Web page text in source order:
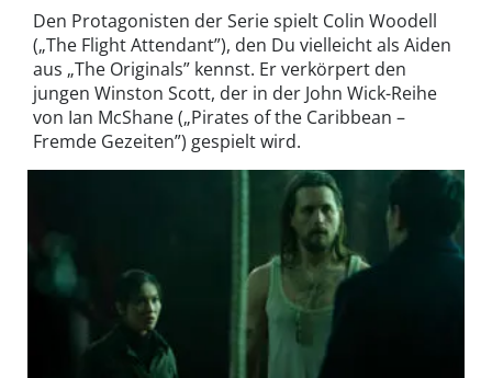
Den Protagonisten der Serie spielt Colin Woodell
(„The Flight Attendant”), den Du vielleicht als Aiden
aus „The Originals” kennst. Er verkörpert den
jungen Winston Scott, der in der John Wick-Reihe
von Ian McShane („Pirates of the Caribbean –
Fremde Gezeiten”) gespielt wird.